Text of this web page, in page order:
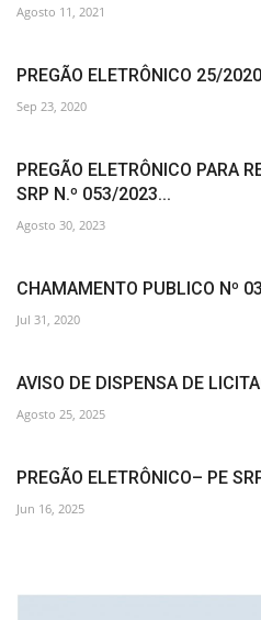
Agosto 11, 2021
PREGÃO ELETRÔNICO 25/2020
Sep 23, 2020
PREGÃO ELETRÔNICO PARA
SRP N.º 053/2023...
Agosto 30, 2023
CHAMAMENTO PUBLICO Nº
Jul 31, 2020
AVISO DE DISPENSA DE
Agosto 25, 2025
PREGÃO ELETRÔNICO– PE
Jun 16, 2025